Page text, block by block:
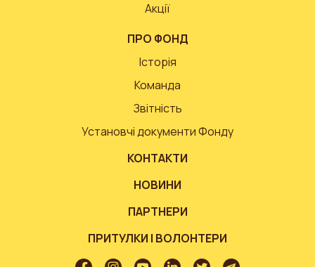
Акції
ПРО ФОНД
Історія
Команда
Звітність
Установчі документи Фонду
КОНТАКТИ
НОВИНИ
ПАРТНЕРИ
ПРИТУЛКИ І ВОЛОНТЕРИ